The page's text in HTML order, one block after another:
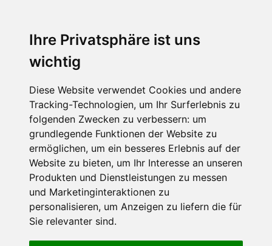
Ihre Privatsphäre ist uns
wichtig
Diese Website verwendet Cookies und andere
Tracking-Technologien, um Ihr Surferlebnis zu
folgenden Zwecken zu verbessern: um
grundlegende Funktionen der Website zu
ermöglichen, um ein besseres Erlebnis auf der
Website zu bieten, um Ihr Interesse an unseren
Produkten und Dienstleistungen zu messen
und Marketinginteraktionen zu
personalisieren, um Anzeigen zu liefern die für
Sie relevanter sind.